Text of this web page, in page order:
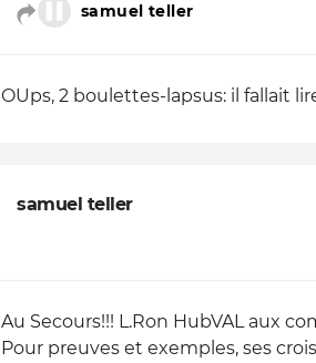
samuel teller
OUps, 2 boulettes-lapsus: il fallait
samuel teller
Au Secours!!! L.Ron HubVAL aux
Pour preuves et exemples, ses